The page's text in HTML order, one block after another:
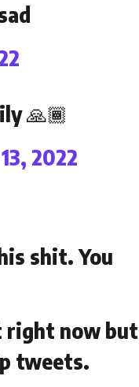
🙏🏾
2022
shit. You
right now but
tweets.